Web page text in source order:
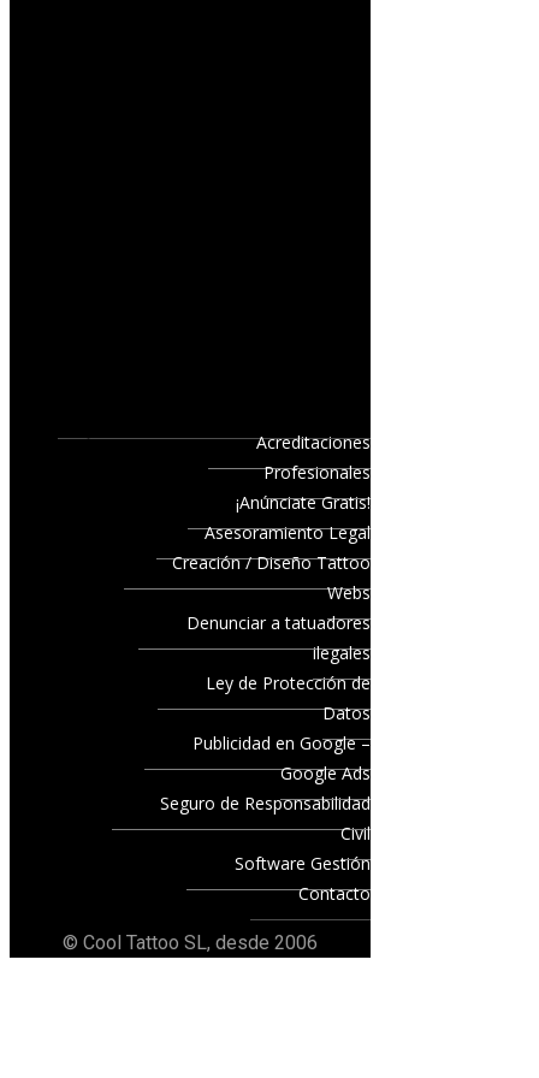
Acreditaciones
Profesionales
¡Anúnciate Gratis!
Asesoramiento Legal
Creación / Diseño Tattoo
Webs
Denunciar a tatuadores
ilegales
Ley de Protección de
Datos
Publicidad en Google –
Google Ads
Seguro de Responsabilidad
Civil
Software Gestión
Contacto
© Cool Tattoo SL, desde 2006